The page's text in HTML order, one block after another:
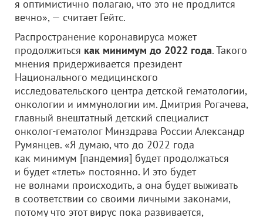
я оптимистично полагаю, что это не продлится
вечно», — считает Гейтс.
Распространение коронавируса может
продолжиться как минимум до 2022 года. Такого
мнения придерживается президент
Национального медицинского
исследовательского центра детской гематологии,
онкологии и иммунологии им. Дмитрия Рогачева,
главный внештатный детский специалист
онколог-гематолог Минздрава России Александр
Румянцев. «Я думаю, что до 2022 года
как минимум [пандемия] будет продолжаться
и будет «тлеть» постоянно. И это будет
не волнами происходить, а она будет выживать
в соответствии со своими личными законами,
потому что этот вирус пока развивается,